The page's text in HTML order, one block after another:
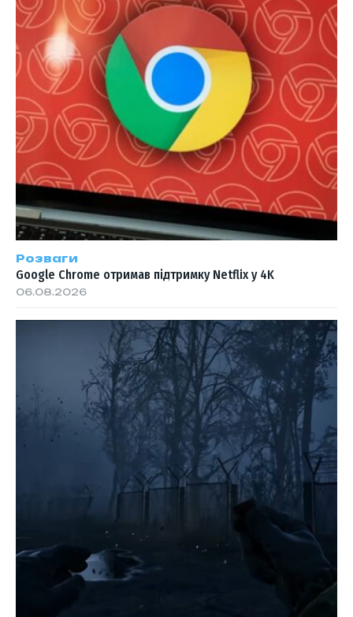
Розваги
Google Chrome отримав підтримку Netflix у 4K
06.08.2026